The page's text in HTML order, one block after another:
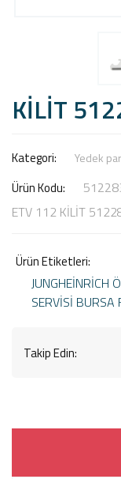
KİLİT
Kategori: Yedek
Ürün Kodu:
ETV 112 KİLİT
Ürün Etiketleri:
JUNGHEİNRİCH
SERVİSİ BURSA
Takip Edin: